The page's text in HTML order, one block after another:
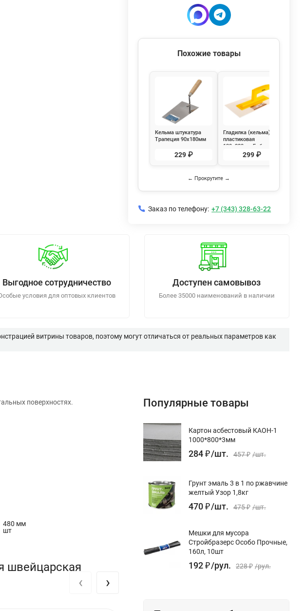
Похожие товары
Кельма штукатура
Трапеция 90х180мм
РемоКолор 28-0-718
229 ₽
Гладилка (кельма)
пластиковая
130х280мм Бибер
299 ₽
← Прокрутите →
Заказ по телефону: +7 (343) 328-63-22
Выгодное сотрудничество
условия для оптовых клиентов
Доступен самовывоз
Более 35000 наименований в наличии
витрины товаров, поэтому могут отличаться от реальных параметров как
поверхностях.
480 мм
шт
швейцарская
‹ ›
Популярные товары
Картон асбестовый КАОН-1
1000*800*3мм
284₽/шт. 457₽ /шт.
Грунт эмаль 3 в 1 по ржавчине
желтый Узор 1,8кг
470₽/шт. 475₽ /шт.
Мешки для мусора
Стройбразерс Особо Прочные,
160л, 10шт
192₽/рул. 228₽ /рул.